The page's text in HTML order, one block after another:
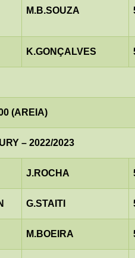
M.B.SOUZA
K.GONÇALVES
(AREIA)
– 2022/2023
J.ROCHA
G.STAITI
M.BOEIRA